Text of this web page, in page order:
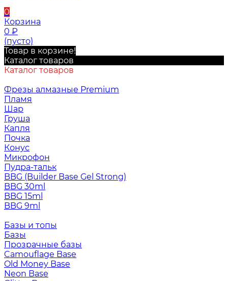
0
Корзина
0 ₽
(пусто)
Товар в корзине!
Каталог товаров
Каталог товаров
Фрезы алмазные Premium
Пламя
Шар
Груша
Капля
Почка
Конус
Микрофон
Пудра-тальк
BBG (Builder Base Gel Strong)
BBG 30ml
BBG 15ml
BBG 9ml
Базы и топы
Базы
Прозрачные базы
Camouflage Base
Old Money Base
Neon Base